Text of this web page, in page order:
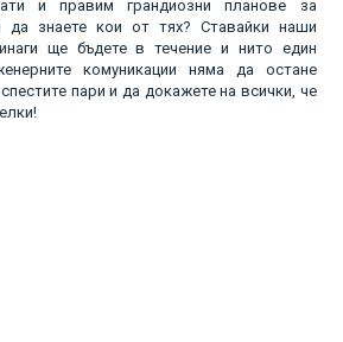
и правим грандиозни планове за
да знаете кои от тях? Ставайки наши
ще бъдете в течение и нито един
комуникации няма да остане
пари и да докажете на всички, че